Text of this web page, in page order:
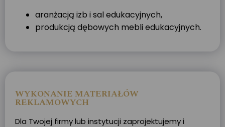
aranżacją izb i sal edukacyjnych,
produkcją dębowych mebli edukacyjnych.
WYKONANIE MATERIAŁÓW
REKLAMOWYCH
Dla Twojej firmy lub instytucji zaprojektujemy i